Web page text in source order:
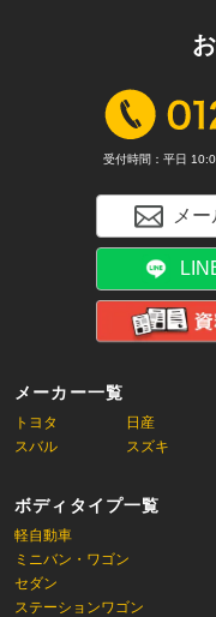
メーカー一覧
トヨタ 日産
スバル
スズキ
ボディタイプ一覧
軽自動車
ミニバン・ワゴン
セダン
ステーションワゴン
受付時間：平日
メ